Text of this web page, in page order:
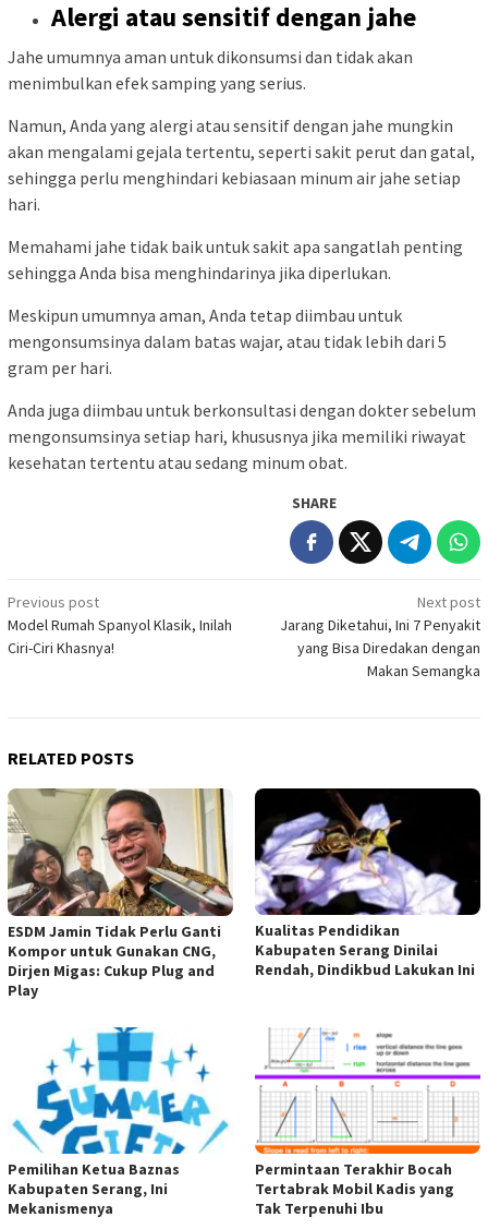
Alergi atau sensitif dengan jahe
Jahe umumnya aman untuk dikonsumsi dan tidak akan
menimbulkan efek samping yang serius.
Namun, Anda yang alergi atau sensitif dengan jahe mungkin
akan mengalami gejala tertentu, seperti sakit perut dan gatal,
sehingga perlu menghindari kebiasaan minum air jahe setiap
hari.
Memahami jahe tidak baik untuk sakit apa sangatlah penting
sehingga Anda bisa menghindarinya jika diperlukan.
Meskipun umumnya aman, Anda tetap diimbau untuk
mengonsumsinya dalam batas wajar, atau tidak lebih dari 5
gram per hari.
Anda juga diimbau untuk berkonsultasi dengan dokter sebelum
mengonsumsinya setiap hari, khususnya jika memiliki riwayat
kesehatan tertentu atau sedang minum obat.
SHARE
Post
navigation
Previous post
Model Rumah Spanyol Klasik, Inilah
Ciri-Ciri Khasnya!
Next post
Jarang Diketahui, Ini 7 Penyakit
yang Bisa Diredakan dengan
Makan Semangka
RELATED POSTS
ESDM Jamin Tidak Perlu Ganti
Kompor untuk Gunakan CNG,
Dirjen Migas: Cukup Plug and
Play
Kualitas Pendidikan
Kabupaten Serang Dinilai
Rendah, Dindikbud Lakukan Ini
Pemilihan Ketua Baznas
Kabupaten Serang, Ini
Mekanismenya
Permintaan Terakhir Bocah
Tertabrak Mobil Kadis yang
Tak Terpenuhi Ibu